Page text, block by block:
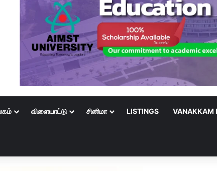
விளையாட்டு சினிமா LISTINGS VANAKKAM